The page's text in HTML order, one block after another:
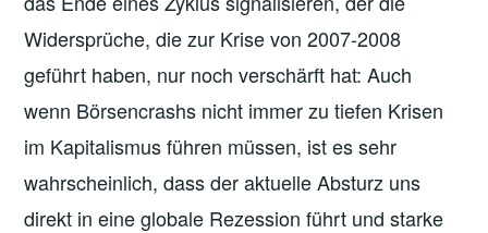
Widersprüche, die zur Krise von 2007-2008
geführt haben, nur noch verschärft hat: Auch
wenn Börsencrashs nicht immer zu tiefen Krisen
im Kapitalismus führen müssen, ist es sehr
wahrscheinlich, dass der aktuelle Absturz uns
direkt in eine globale Rezession führt und starke